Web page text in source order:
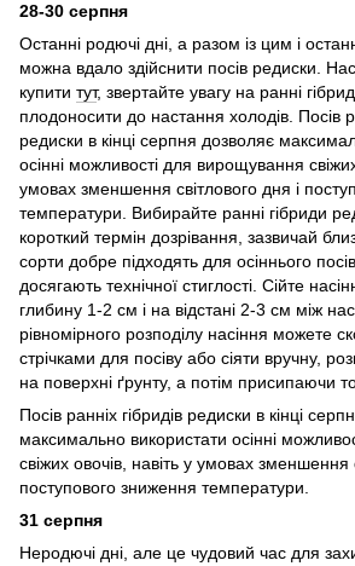
28-30 серпня
Останні родючі дні, а разом із цим і
можна вдало здійснити посів редиски.
купити тут, звертайте увагу на ранні
плодоносити до настання холодів. Посів
редиски в кінці серпня дозволяє
осінні можливості для вирощування
умовах зменшення світлового дня і
температури. Вибирайте ранні гібриди
короткий термін дозрівання, зазвичай
сорти добре підходять для осіннього
досягають технічної стиглості. Сійте
глибину 1-2 см і на відстані 2-3 см між
рівномірного розподілу насіння можете
стрічками для посіву або сіяти вручну,
на поверхні ґрунту, а потім присипаючи
Посів ранніх гібридів редиски в кінці
максимально використати осінні
свіжих овочів, навіть у умовах зменшення
поступового зниження температури.
31 серпня
Неродючі дні, але це чудовий час для